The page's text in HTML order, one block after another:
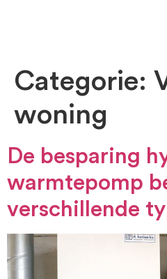
Categorie:
woning
De besparing
warmtepomp
verschillende